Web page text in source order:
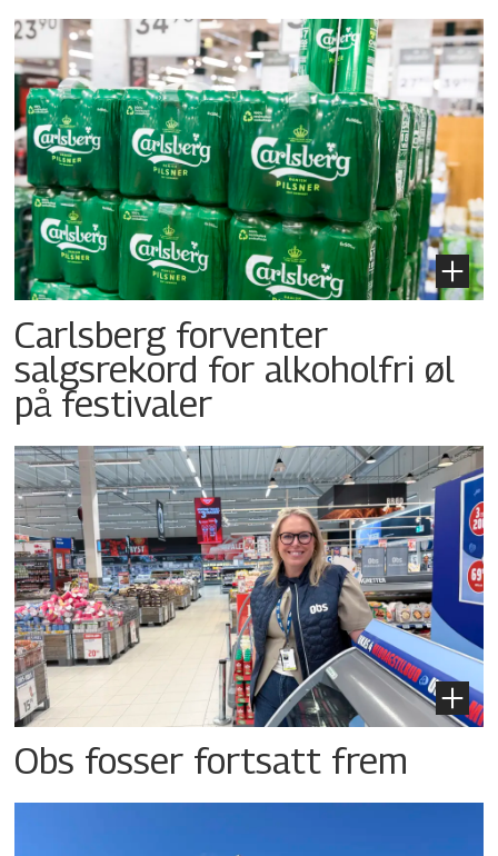
Carlsberg forventer
salgsrekord for alkoholfri øl
på festivaler
Obs fosser fortsatt frem